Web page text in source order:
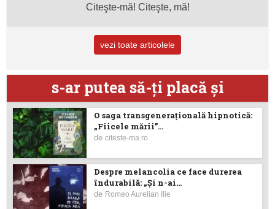
Citeşte-mă! Citeşte, mă!
vezi toate articolele
s-ar putea să-ţi placă şi
O saga transgenerațională hipnotică:
„Fiicele mării”...
deciteste-ma.ro
Despre melancolia ce face durerea
îndurabilă: „Și n-ai...
de Romeo Aurelian Ilie